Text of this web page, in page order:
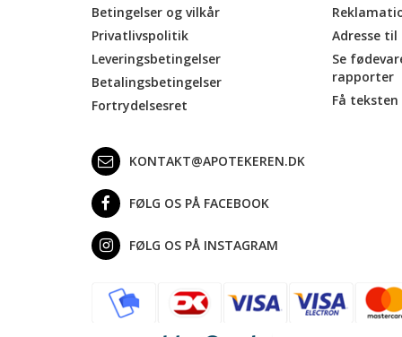
Betingelser og vilkår
Privatlivspolitik
Leveringsbetingelser
Betalingsbetingelser
Fortrydelsesret
Adresse
Se
rapporter
Få
KONTAKT@APOTEKEREN.DK
FØLG OS PÅ FACEBOOK
FØLG OS PÅ INSTAGRAM